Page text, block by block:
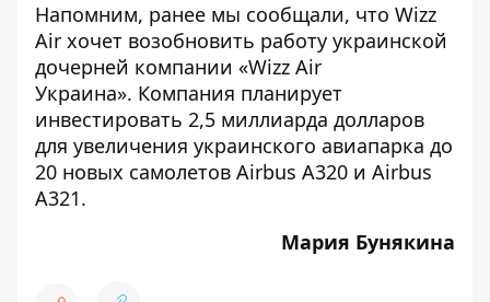
Напомним, ранее мы сообщали, что Wizz
Air хочет возобновить работу украинской
дочерней компании «Wizz Air
Украина». Компания планирует
инвестировать 2,5 миллиарда долларов
для увеличения украинского авиапарка до
20 новых самолетов Airbus A320 и Airbus
A321.
Мария Бунякина